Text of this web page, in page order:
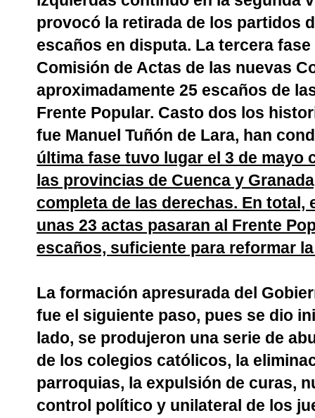
provocó la retirada de los partidos
escaños en disputa. La tercera
Comisión de Actas de las nuevas
aproximadamente 25 escaños de
Frente Popular. Casto dos los
fue Manuel Tuñón de Lara, han
última fase tuvo lugar el 3 de mayo
las provincias de Cuenca y
completa de las derechas. En
unas 23 actas pasaran al Frente
escaños, suficiente para reformar
La formación apresurada del
fue el siguiente paso, pues se dio
lado, se produjeron una serie de
de los colegios católicos, la
parroquias, la expulsión de curas,
control político y unilateral de los